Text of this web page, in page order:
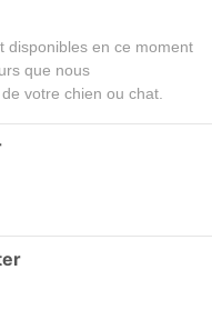
disponibles en ce moment
que nous
votre chien ou chat.